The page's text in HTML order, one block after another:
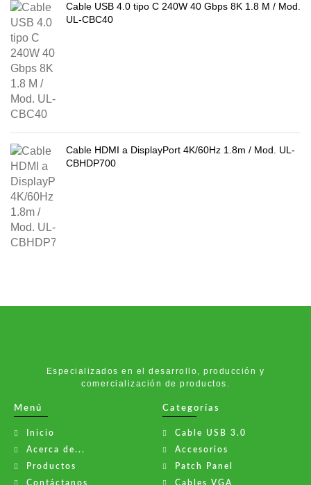
Cable USB 4.0 tipo C 240W 40 Gbps 8K 1.8 M / Mod.
UL-CBC40
Cable HDMI a DisplayPort 4K/60Hz 1.8m / Mod. UL-
CBHDP700
Especializados en el desarrollo, producción y
comercialización de productos.
Menú
Inicio
Acerca de...
Productos
Contáctanos
Categorías
Cable USB 3.0
Accesorios
Patch Panel
Cables VGA